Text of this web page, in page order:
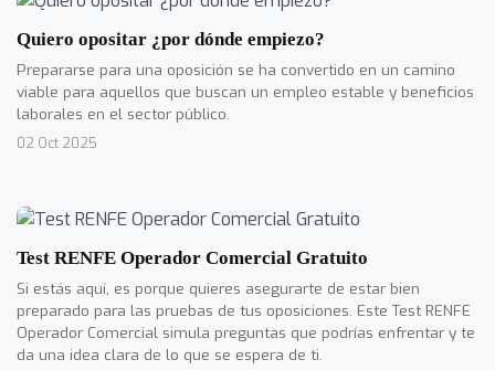
Quiero opositar ¿por dónde empiezo?
Prepararse para una oposición se ha convertido en un camino
viable para aquellos que buscan un empleo estable y beneficios
laborales en el sector público.
02 Oct 2025
Test RENFE Operador Comercial Gratuito
Si estás aquí, es porque quieres asegurarte de estar bien
preparado para las pruebas de tus oposiciones. Este Test RENFE
Operador Comercial simula preguntas que podrías enfrentar y te
da una idea clara de lo que se espera de ti.